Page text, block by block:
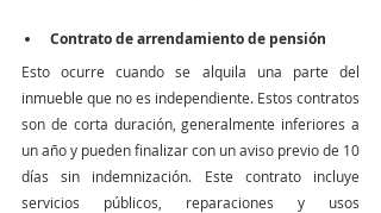
Contrato de arrendamiento de pensión
Esto ocurre cuando se alquila una parte del
inmueble que no es independiente. Estos contratos
son de corta duración, generalmente inferiores a
un año y pueden finalizar con un aviso previo de 10
días sin indemnización. Este contrato incluye
servicios públicos, reparaciones y usos